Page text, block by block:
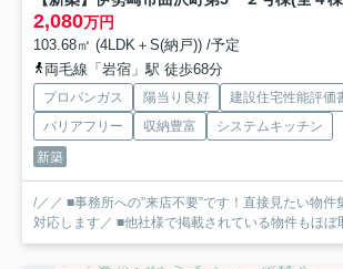
2,080万円
103.68㎡ (4LDK＋S(納戸)) /予定
両毛線「岩宿」駅 徒歩68分
プロパンガス 陽当り良好
建設住宅性能評価
バリアフリー
収納豊富
システムキッチン
新築
/／／ ■事務所への”来店不要”です！直接見たい物
対応します／ ■他社様で掲載されている物件もほぼ